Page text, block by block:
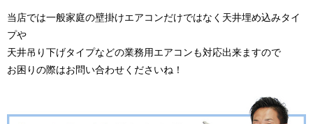
当店では一般家庭の壁掛けエアコンだけではなく天井埋め込みタイ
プや
天井吊り下げタイプなどの業務用エアコンも対応出来ますので
お困りの際はお問い合わせくださいね！